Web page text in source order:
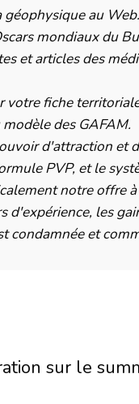
au Web.
mondiaux du
et articles des
votre fiche
des GAFAM.
d'attraction et
PVP, et le
notre offre
d'expérience, les
condamnée et
sur le